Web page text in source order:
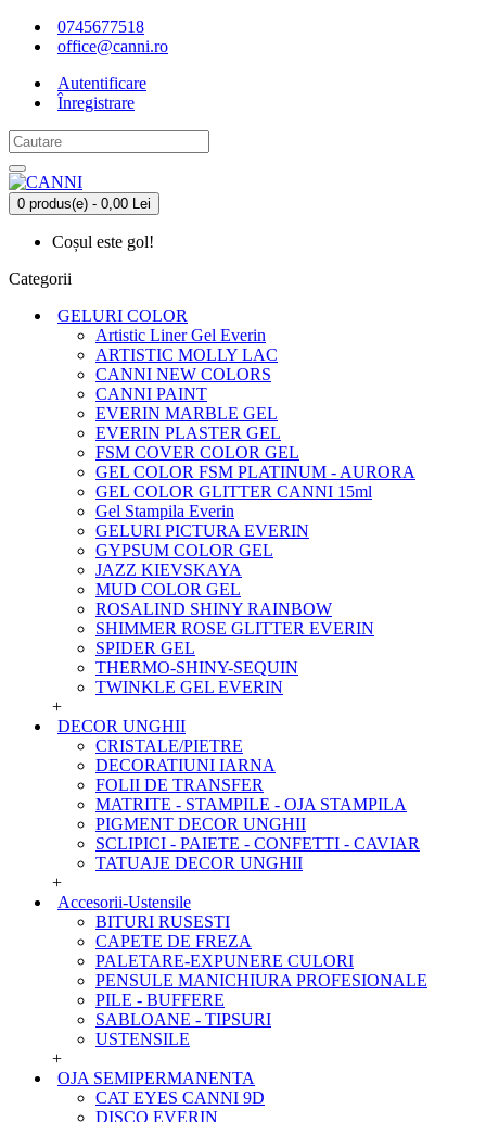
0745677518
office@canni.ro
Autentificare
Înregistrare
0 produs(e) - 0,00 Lei
Coșul este gol!
Categorii
GELURI COLOR
Artistic Liner Gel Everin
ARTISTIC MOLLY LAC
CANNI NEW COLORS
CANNI PAINT
EVERIN MARBLE GEL
EVERIN PLASTER GEL
FSM COVER COLOR GEL
GEL COLOR FSM PLATINUM - AURORA
GEL COLOR GLITTER CANNI 15ml
Gel Stampila Everin
GELURI PICTURA EVERIN
GYPSUM COLOR GEL
JAZZ KIEVSKAYA
MUD COLOR GEL
ROSALIND SHINY RAINBOW
SHIMMER ROSE GLITTER EVERIN
SPIDER GEL
THERMO-SHINY-SEQUIN
TWINKLE GEL EVERIN
+
DECOR UNGHII
CRISTALE/PIETRE
DECORATIUNI IARNA
FOLII DE TRANSFER
MATRITE - STAMPILE - OJA STAMPILA
PIGMENT DECOR UNGHII
SCLIPICI - PAIETE - CONFETTI - CAVIAR
TATUAJE DECOR UNGHII
+
Accesorii-Ustensile
BITURI RUSESTI
CAPETE DE FREZA
PALETARE-EXPUNERE CULORI
PENSULE MANICHIURA PROFESIONALE
PILE - BUFFERE
SABLOANE - TIPSURI
USTENSILE
+
OJA SEMIPERMANENTA
CAT EYES CANNI 9D
DISCO EVERIN